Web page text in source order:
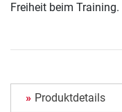
Freiheit beim Training.
Produktdetails